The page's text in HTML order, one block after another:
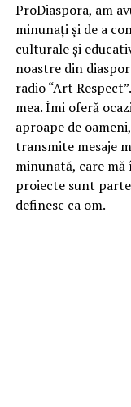
ProDiaspora, am
minunați și de a
culturale și
noastre din
radio “Art
mea. Îmi oferă
aproape de
transmite mesaje
minunată, care mă
proiecte sunt
definesc ca om.